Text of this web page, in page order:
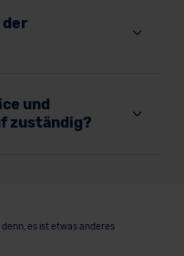
der
und
zuständig?
es ist etwas anderes